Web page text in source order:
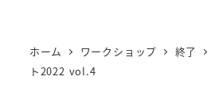
ホーム ワークショップ 終了
ト2022 vol.4